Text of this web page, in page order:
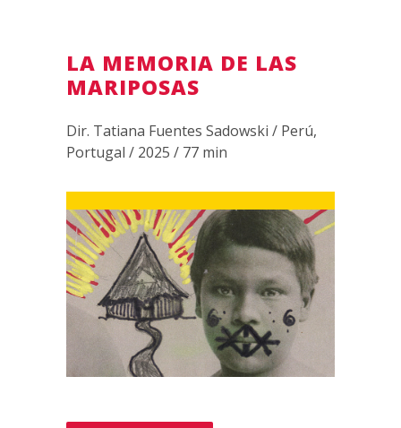
LA MEMORIA DE LAS
MARIPOSAS
Dir. Tatiana Fuentes Sadowski / Perú,
Portugal / 2025 / 77 min